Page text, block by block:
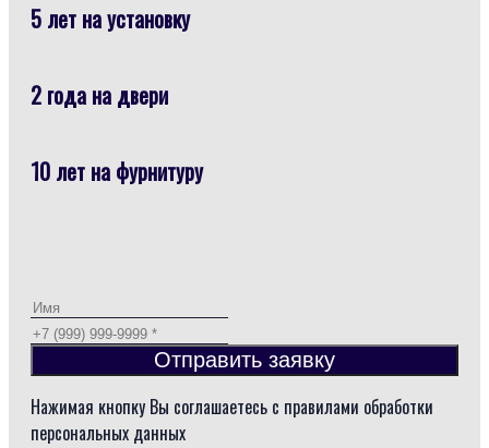
5 лет на установку
2 года на двери
10 лет на фурнитуру
Нажимая кнопку Вы соглашаетесь с правилами обработки
персональных данных
Отправить заявку